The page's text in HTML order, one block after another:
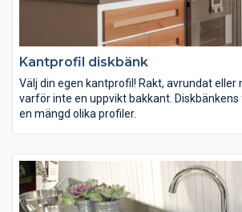
Kantprofil diskbänk
Välj din egen kantprofil! Rakt, avrundat eller
varför inte en uppvikt bakkant.
en mängd olika profiler.